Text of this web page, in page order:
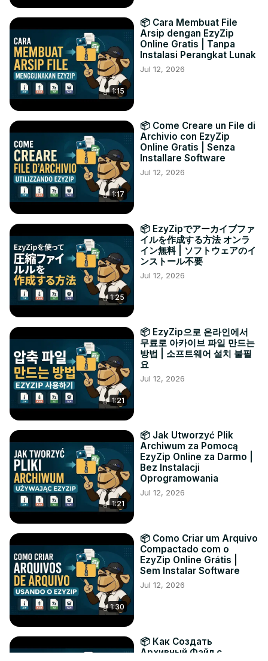
1:15
📦 Cara Membuat File
Arsip dengan EzyZip
Online Gratis | Tanpa
Instalasi Perangkat Lunak
Jul 12, 2026
1:17
📦 Come Creare un File di
Archivio con EzyZip
Online Gratis | Senza
Installare Software
Jul 12, 2026
1:25
📦 EzyZipでアーカイブファ
イルを作成する方法 オンラ
イン無料 | ソフトウェアのイ
ンストール不要
Jul 12, 2026
1:21
📦 EzyZip으로 온라인에서
무료로 아카이브 파일 만드는
방법 | 소프트웨어 설치 불필
요
Jul 12, 2026
1:21
📦 Jak Utworzyć Plik
Archiwum za Pomocą
EzyZip Online za Darmo |
Bez Instalacji
Oprogramowania
Jul 12, 2026
1:30
📦 Como Criar um Arquivo
Compactado com o
EzyZip Online Grátis |
Sem Instalar Software
Jul 12, 2026
📦 Как Создать
Архивный Файл с